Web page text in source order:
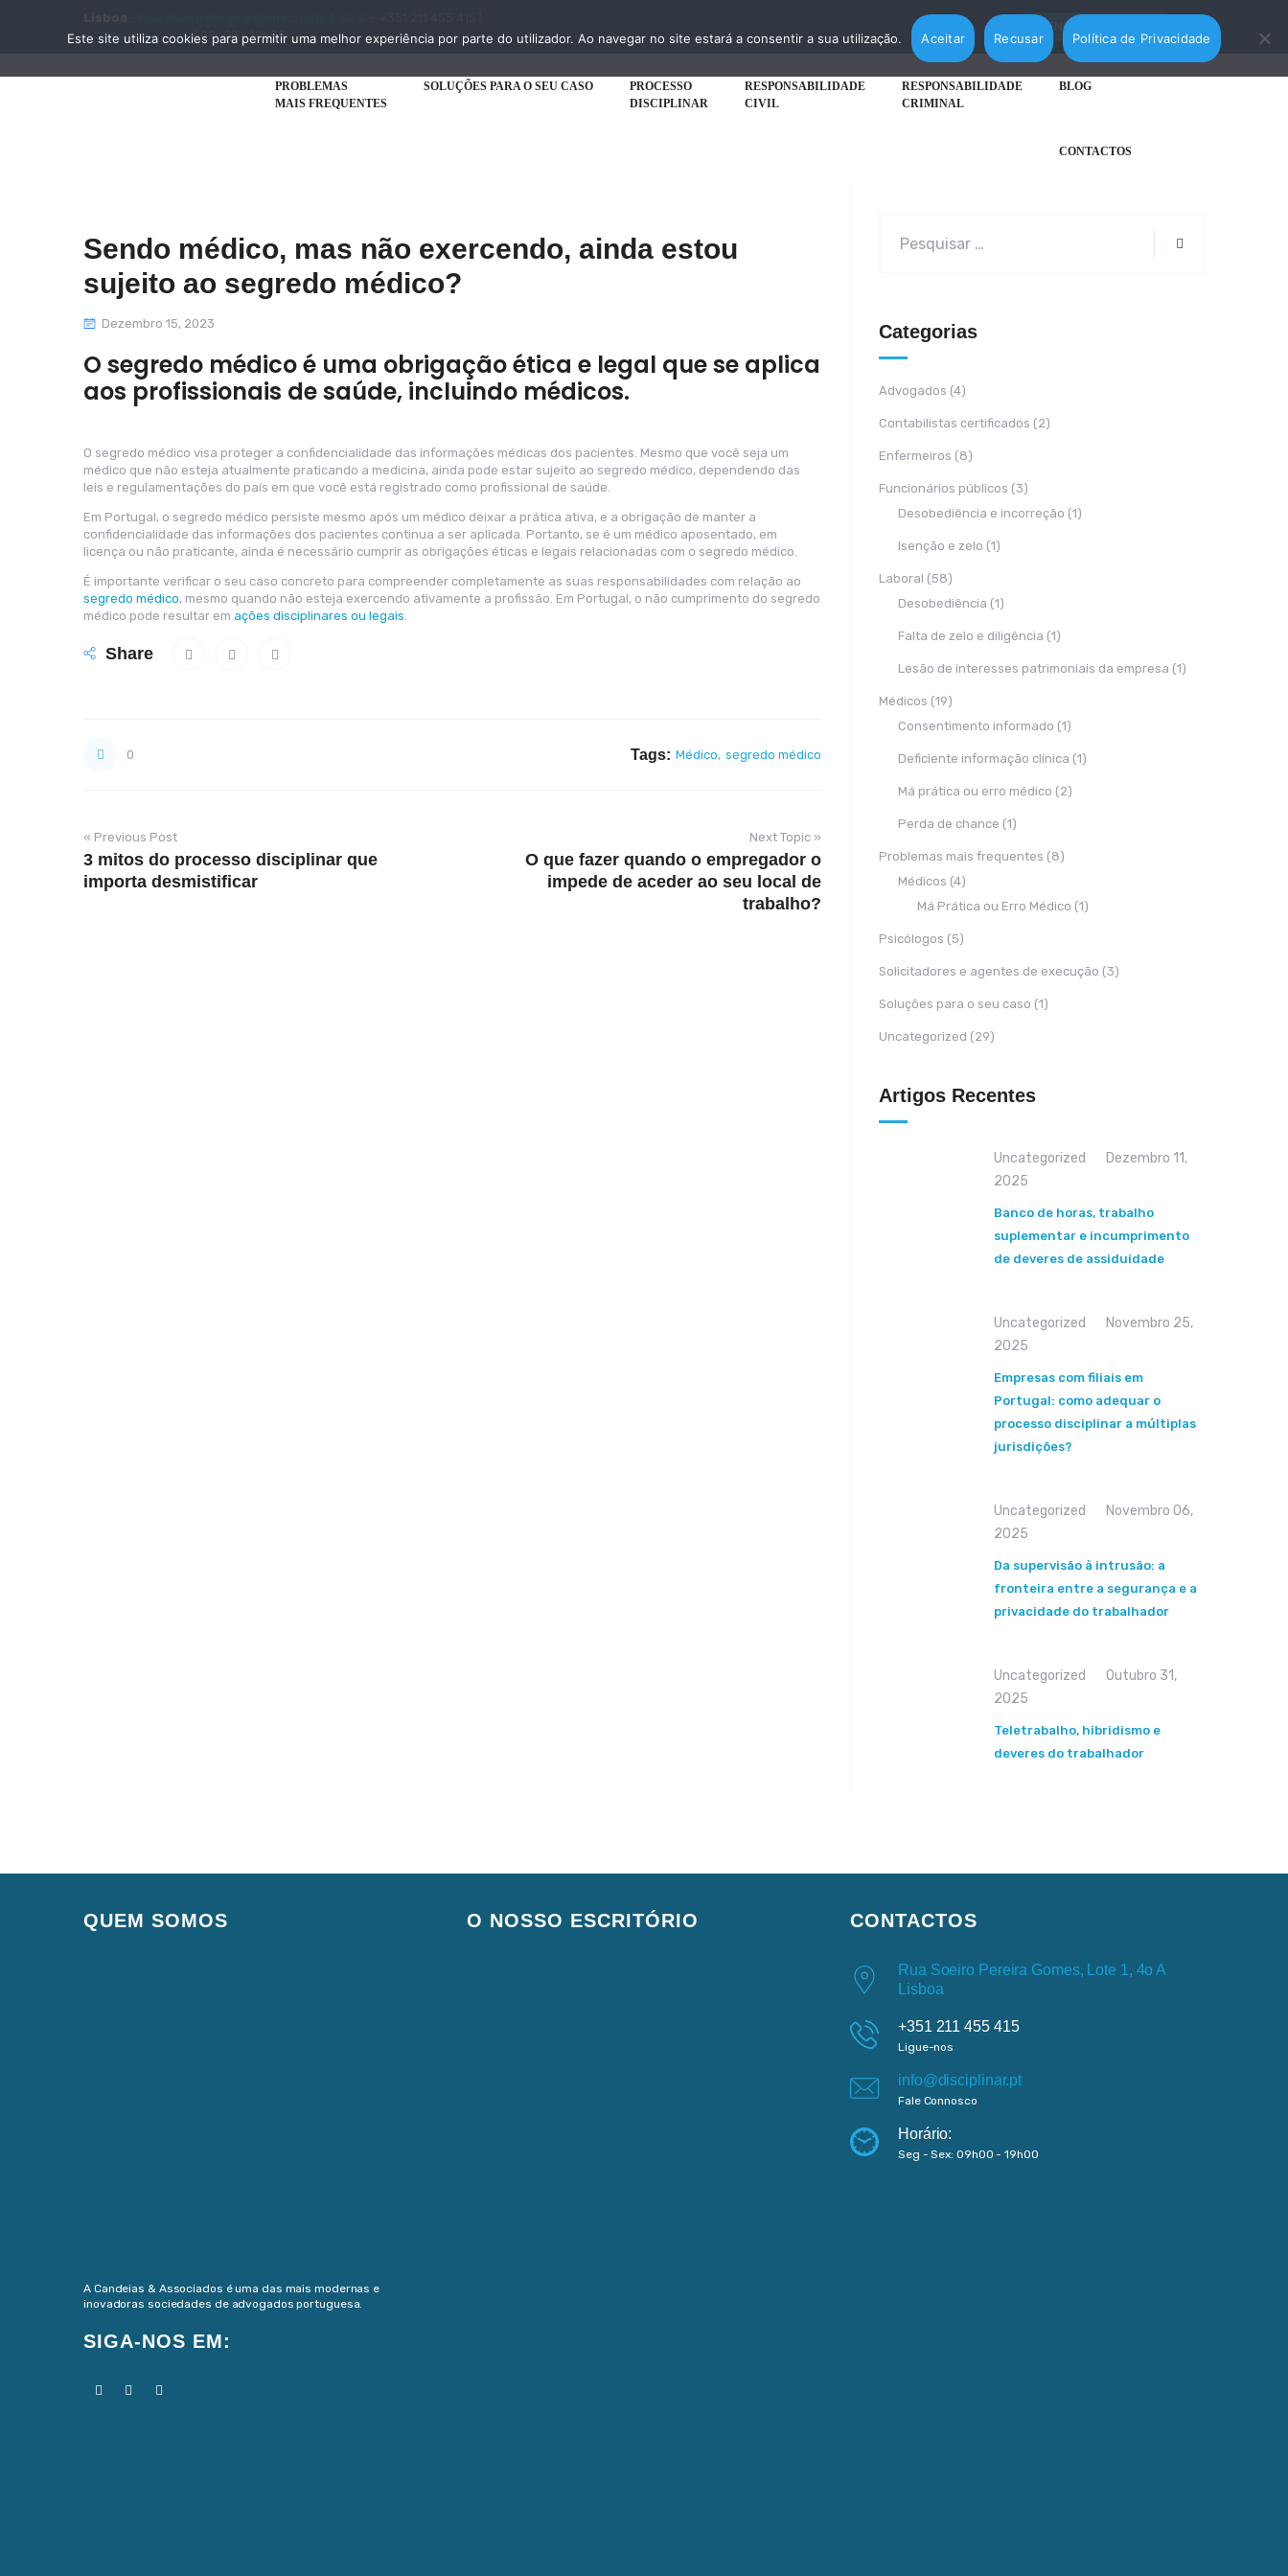
info@disciplinar.pt| 09h00 - 19h00
AGENDAR MARCAÇÃO
PROBLEMAS
MAIS FREQUENTES
SOLUÇÕES PARA O SEU CASO
PROCESSO
DISCIPLINAR
RESPONSABILIDADE
CIVIL
RESPONSABILIDADE
CRIMINAL
BLOG
CONTACTOS
Sendo médico, mas não exercendo, ainda estou
sujeito ao segredo médico?
Dezembro 15, 2023
O segredo médico é uma obrigação ética e legal que se aplica
aos profissionais de saúde, incluindo médicos.
O segredo médico visa proteger a confidencialidade das informações médicas dos pacientes. Mesmo que você seja um
médico que não esteja atualmente praticando a medicina, ainda pode estar sujeito ao segredo médico, dependendo das
leis e regulamentações do país em que você está registrado como profissional de saúde.
Em Portugal, o segredo médico persiste mesmo após um médico deixar a prática ativa, e a obrigação de manter a
confidencialidade das informações dos pacientes continua a ser aplicada. Portanto, se é um médico aposentado, em
licença ou não praticante, ainda é necessário cumprir as obrigações éticas e legais relacionadas com o segredo médico.
É importante verificar o seu caso concreto para compreender completamente as suas responsabilidades com relação ao
segredo médico, mesmo quando não esteja exercendo ativamente a profissão. Em Portugal, o não cumprimento do segredo
médico pode resultar em ações disciplinares ou legais.
Share
0 Tags: Médico, segredo médico
« Previous Post
3 mitos do processo disciplinar que
importa desmistificar
Next Topic »
O que fazer quando o empregador o
impede de aceder ao seu local de
trabalho?
Categorias
Advogados (4)
Contabilistas certificados (2)
Enfermeiros (8)
Funcionários públicos (3)
Desobediência e incorreção (1)
Isenção e zelo (1)
Laboral (58)
Desobediência (1)
Falta de zelo e diligência (1)
Lesão de interesses patrimoniais da empresa (1)
Médicos (19)
Consentimento informado (1)
Deficiente informação clínica (1)
Má prática ou erro médico (2)
Perda de chance (1)
Problemas mais frequentes (8)
Médicos (4)
Má Prática ou Erro Médico (1)
Psicólogos (5)
Solicitadores e agentes de execução (3)
Soluções para o seu caso (1)
Uncategorized (29)
Artigos Recentes
Uncategorized
Dezembro 11,
2025
Banco de horas, trabalho
suplementar e incumprimento
de deveres de assiduidade
Uncategorized
Novembro 25,
2025
Empresas com filiais em
Portugal: como adequar o
processo disciplinar a múltiplas
jurisdições?
Uncategorized
Novembro 06,
2025
Da supervisão à intrusão: a
fronteira entre a segurança e a
privacidade do trabalhador
Uncategorized
Outubro 31,
2025
Teletrabalho, hibridismo e
deveres do trabalhador
QUEM SOMOS
A Candeias & Associados é uma das mais modernas e
inovadoras sociedades de advogados portuguesa.
SIGA-NOS EM:
O NOSSO ESCRITÓRIO CONTACTOS
Rua Soeiro Pereira Gomes, Lote 1, 4o A
Lisboa
+351 211 455 415
Ligue-nos
info@disciplinar.pt
Fale Connosco
Horário:
Seg - Sex: 09h00 - 19h00
Este site utiliza cookies para permitir uma melhor experiência por parte do utilizador. Ao navegar no site estará a consentir a sua utilização. Aceitar Recusar Política de Privacidade